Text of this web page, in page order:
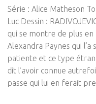
Série : Alice Matheson
Luc Dessin :
qui se montre de plus
Alexandra Paynes qui
patiente et ce type
dit l’avoir connue
passe qui lui en ferait